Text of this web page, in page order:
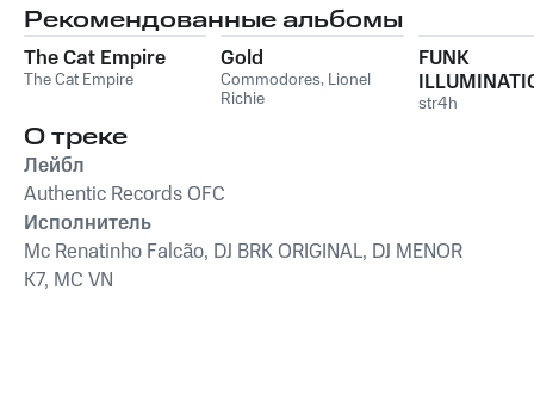
Рекомендованные альбомы
The Cat Empire
The Cat Empire
Gold
Commodores, Lionel
Richie
FUNK
str4h
О треке
Лейбл
Authentic Records OFC
Исполнитель
Mc Renatinho Falcão, DJ BRK ORIGINAL, DJ MENOR
K7, MC VN